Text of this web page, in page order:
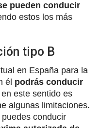
pueden conducir
estos los más
tipo B
en España para la
él podrás conducir
este sentido es
algunas limitaciones.
conducir